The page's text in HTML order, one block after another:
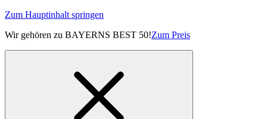
Zum Hauptinhalt springen
Wir gehören zu BAYERNS BEST 50!Zum Preis